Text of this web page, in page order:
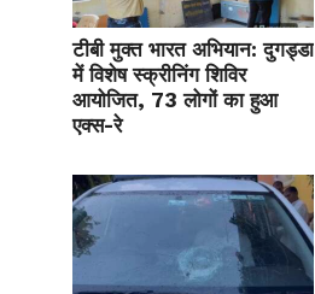
टीबी मुक्त भारत अभियान: दुगड्डा
में विशेष स्क्रीनिंग शिविर
आयोजित, 73 लोगों का हुआ
एक्स-रे